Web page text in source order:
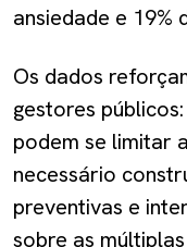
ansiedade e 19%
Os dados
gestores
podem se limitar
necessário
preventivas e
sobre as